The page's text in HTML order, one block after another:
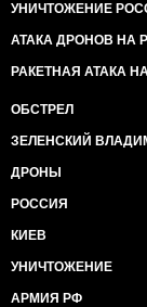
УНИЧТОЖЕНИЕ
АТАКА ДРОНОВ НА
РАКЕТНАЯ АТАКА
ОБСТРЕЛ
ЗЕЛЕНСКИЙ
ДРОНЫ
РОССИЯ
КИЕВ
УНИЧТОЖЕНИЕ
АРМИЯ РФ